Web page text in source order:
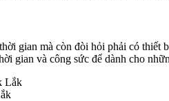
gian mà còn đòi hỏi phải có
gian và công sức để dành cho